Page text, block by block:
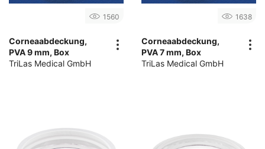
1560
Corneaabdeckung,
PVA 9 mm, Box
TriLas Medical GmbH
1638
Corneaabdeckung,
PVA 7 mm, Box
TriLas Medical GmbH